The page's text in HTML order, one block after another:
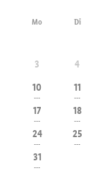
Mo Di
3
4
10
---
11
---
17
---
18
---
24
---
25
---
31
---